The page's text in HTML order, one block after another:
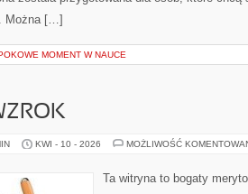
Można […]
MOMENT W NAUCE
KWI - 10 - 2026 MOŻLIWOŚĆ
Ta witryna to bogaty